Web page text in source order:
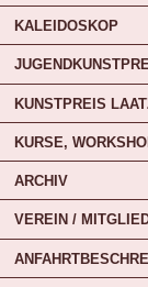
KALEIDOSKOP
KUNSTPREIS
KURSE,
ARCHIV
VEREIN /